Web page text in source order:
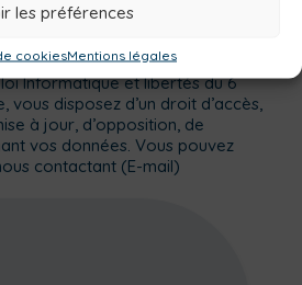
les préférences
cookiesMentions légales
Informatique et libertés du 6
vous disposez d’un droit d’accès,
à jour, d’opposition, de
vos données. Vous pouvez
contactant (E-mail)